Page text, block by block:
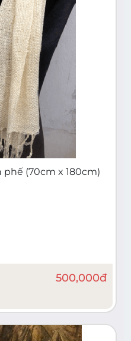
(70cm x 180cm)
500,000đ